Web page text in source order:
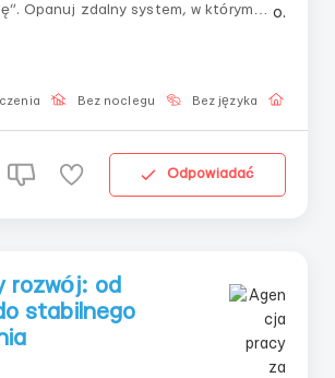
Opanuj zdalny system, w którym
zmęczeni — Tym, którzy nie
&...
Bez noclegu Bez języka
Odpowiadać
rozwój: od
stabilnego